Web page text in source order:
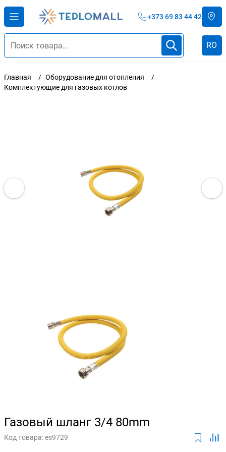
+373 69 83 44 42
RO
Главная
Оборудование для отопления
Комплектующие для газовых котлов
Газовый шланг 3/4 80mm
Код товара:es9729